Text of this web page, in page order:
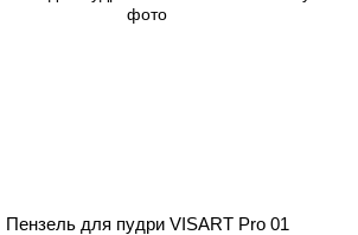
Пензель для пудри VISART Pro 01